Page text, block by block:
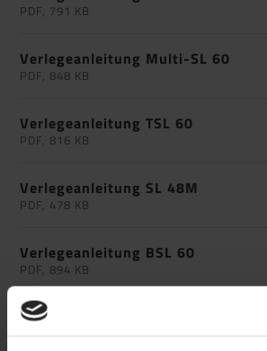
PDF, 791 KB
Verlegeanleitung Multi-SL 60
PDF, 848 KB
Verlegeanleitung TSL 60
PDF, 816 KB
Verlegeanleitung SL 48M
PDF, 478 KB
Verlegeanleitung BSL 60
PDF, 894 KB
Verlegeanleitung TSL 55/6
PDF, 819 KB